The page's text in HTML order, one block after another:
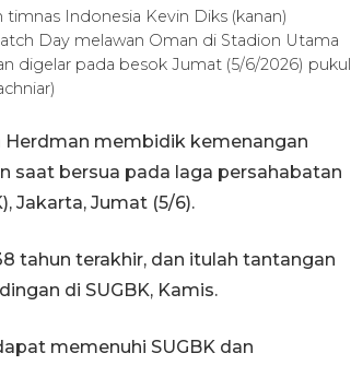
Indonesia Kevin Diks (kanan)
Day melawan Oman di Stadion Utama
digelar pada besok Jumat (5/6/2026) pukul
Herdman membidik kemenangan
saat bersua pada laga persahabatan
Jakarta, Jumat (5/6).
tahun terakhir, dan itulah tantangan
di SUGBK, Kamis.
memenuhi SUGBK dan